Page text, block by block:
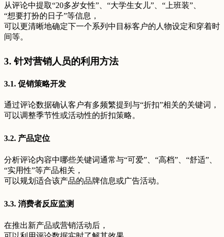
从评论中提取“20多岁女性”、“大学生女儿”、“上班装”、
“想要打扮的日子”等信息，
可以更清晰地确定下一个系列中目标客户的人物设定和穿着时
间等。
3. 针对营销人员的利用方法
3.1. 促销策略开发
通过评论数据确认客户有多频繁提到与“折扣”相关的关键词，
可以调整季节性或活动性的折扣策略。
3.2. 产品定位
分析评论内容中哪些关键词通常与“可爱”、“高档”、“舒适”、
“实用性”等产品相关，
可以规划适合该产品的品牌信息或广告活动。
3.3. 消费者反应监测
在推出新产品或营销活动后，